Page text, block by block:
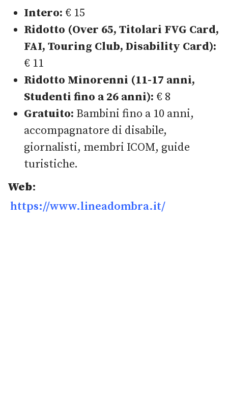
Intero: € 15
Ridotto (Over 65, Titolari FVG Card,
FAI, Touring Club, Disability Card):
€ 11
Ridotto Minorenni (11-17 anni,
Studenti fino a 26 anni): € 8
Gratuito: Bambini fino a 10 anni,
accompagnatore di disabile,
giornalisti, membri ICOM, guide
turistiche.
Web:
https://www.lineadombra.it/